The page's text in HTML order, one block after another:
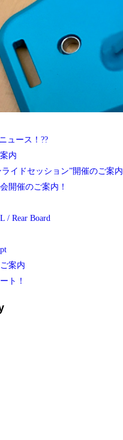
ュース！??
内
イドセッション”開催のご案内
開催のご案内！
/ Rear Board
案内
ト！